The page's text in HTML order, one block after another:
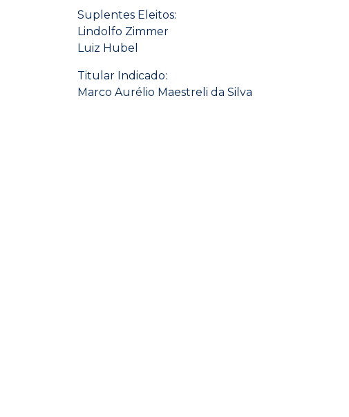
Suplentes Eleitos:
Lindolfo Zimmer
Luiz Hubel
Titular Indicado:
Marco Aurélio Maestreli da Silva